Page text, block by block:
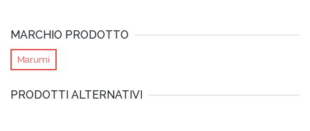
MARCHIO PRODOTTO
Marumi
PRODOTTI ALTERNATIVI